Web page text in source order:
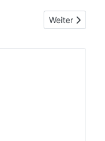
Dach kann das auch!
Nächster
Weiter